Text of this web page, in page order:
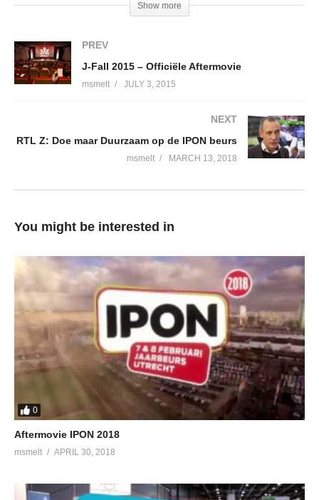
Show more
PREV
J-Fall 2015 – Officiële Aftermovie
msmelt JULY 3, 2015
NEXT
RTL Z: Doe maar Duurzaam op de IPON beurs
msmelt MARCH 13, 2018
You might be interested in
0
Aftermovie IPON 2018
msmelt APRIL 30, 2018